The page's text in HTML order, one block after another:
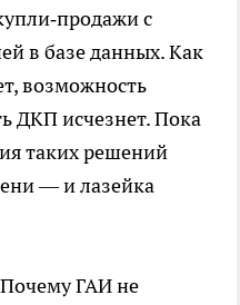
с
в базе данных. Как
возможность
ДКП исчезнет. Пока
таких решений
— и лазейка
ГАИ не